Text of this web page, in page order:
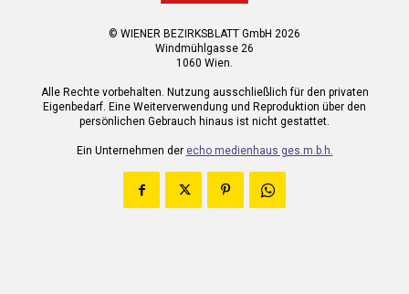
© WIENER BEZIRKSBLATT GmbH 2026
Windmühlgasse 26
1060 Wien.
Alle Rechte vorbehalten. Nutzung ausschließlich für den privaten
Eigenbedarf. Eine Weiterverwendung und Reproduktion über den
persönlichen Gebrauch hinaus ist nicht gestattet.
Ein Unternehmen der echo medienhaus ges.m.b.h.